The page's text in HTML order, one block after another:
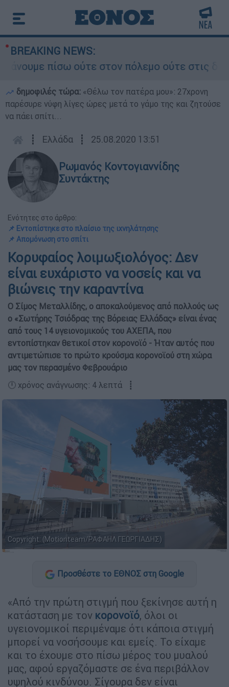
BREAKING NEWS:
πίσω ούτε στον πόλεμο ούτε στις
δημοφιλές τώρα: «Θέλω τον πατέρα μου»: 27χρονη
παρέσυρε νύφη λίγες ώρες μετά το γάμο της και ζητούσε
να πάει σπίτι...
┋ Ελλάδα ┋ 25.08.2020 13:51
Ρωμανός Κοντογιαννίδης
Συντάκτης
Ενότητες στο άρθρο:
📌 Εντοπίστηκε στο πλαίσιο της ιχνηλάτησης
📌 Απομόνωση στο σπίτι
Κορυφαίος λοιμωξιολόγος: Δεν
είναι ευχάριστο να νοσείς και να
βιώνεις την καραντίνα
Ο Σίμος Μεταλλίδης, ο αποκαλούμενος από πολλούς ως
ο «Σωτήρης Τσιόδρας της Βόρειας Ελλάδας» είναι ένας
από τους 14 υγειονομικούς του ΑΧΕΠΑ, που
εντοπίστηκαν θετικοί στον κορονοϊό - Ήταν αυτός που
αντιμετώπισε το πρώτο κρούσμα κορονοϊού στη χώρα
μας τον περασμένο Φεβρουάριο
🕛 χρόνος ανάγνωσης: 4 λεπτά ┋
Copyright: (Μotionteam/ΡΑΦΑΗΛ ΓΕΩΡΓΙΑΔΗΣ)
Προσθέστε το ΕΘΝΟΣ στη Google
«Από την πρώτη στιγμή που ξεκίνησε αυτή η
κατάσταση με τον κορονοϊό, όλοι οι
υγειονομικοί περιμέναμε ότι κάποια στιγμή
μπορεί να νοσήσουμε και εμείς. Το είχαμε
και το έχουμε στο πίσω μέρος του μυαλού
μας, αφού εργαζόμαστε σε ένα περιβάλλον
υψηλού κινδύνου. Σίγουρα δεν είναι